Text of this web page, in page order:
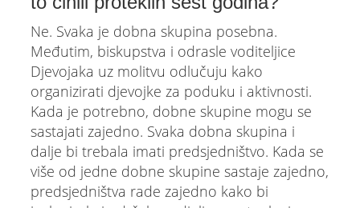
Ne. Svaka je dobna skupina posebna.
Međutim, biskupstva i odrasle voditeljice
Djevojaka uz molitvu odlučuju kako
organizirati djevojke za poduku i aktivnosti.
Kada je potrebno, dobne skupine mogu se
sastajati zajedno. Svaka dobna skupina i
dalje bi trebala imati predsjedništvo. Kada se
više od jedne dobne skupine sastaje zajedno,
predsjedništva rade zajedno kako bi